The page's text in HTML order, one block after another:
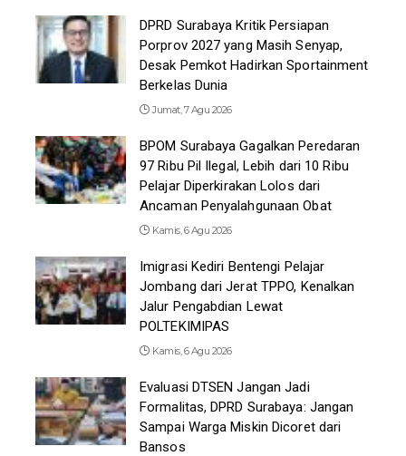
DPRD Surabaya Kritik Persiapan
Porprov 2027 yang Masih Senyap,
Desak Pemkot Hadirkan Sportainment
Berkelas Dunia
Jumat, 7 Agu 2026
BPOM Surabaya Gagalkan Peredaran
97 Ribu Pil Ilegal, Lebih dari 10 Ribu
Pelajar Diperkirakan Lolos dari
Ancaman Penyalahgunaan Obat
Kamis, 6 Agu 2026
Imigrasi Kediri Bentengi Pelajar
Jombang dari Jerat TPPO, Kenalkan
Jalur Pengabdian Lewat
POLTEKIMIPAS
Kamis, 6 Agu 2026
Evaluasi DTSEN Jangan Jadi
Formalitas, DPRD Surabaya: Jangan
Sampai Warga Miskin Dicoret dari
Bansos